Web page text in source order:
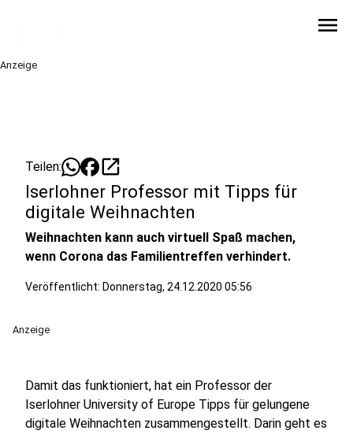
menu
Anzeige
Teilen: open_in_new
Iserlohner Professor mit Tipps für
digitale Weihnachten
Weihnachten kann auch virtuell Spaß machen,
wenn Corona das Familientreffen verhindert.
Veröffentlicht: Donnerstag, 24.12.2020 05:56
Anzeige
Damit das funktioniert, hat ein Professor der
Iserlohner University of Europe Tipps für gelungene
digitale Weihnachten zusammengestellt. Darin geht es